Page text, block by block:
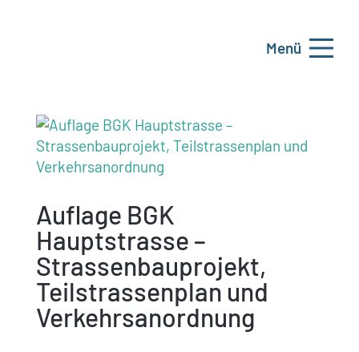
Menü
Auflage BGK
Hauptstrasse –
Strassenbauprojekt,
Teilstrassenplan und
Verkehrsanordnung